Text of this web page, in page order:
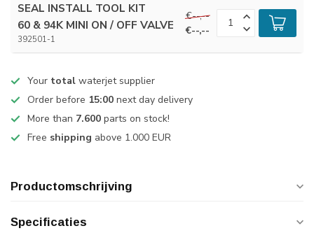
SEAL INSTALL TOOL KIT
60 & 94K MINI ON / OFF VALVE
392501-1
€--,--
€--,--
Your total waterjet supplier
Order before 15:00 next day delivery
More than 7.600 parts on stock!
Free shipping above 1.000 EUR
Productomschrijving
Specificaties